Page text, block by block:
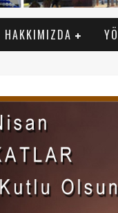
HAKKIMIZDA